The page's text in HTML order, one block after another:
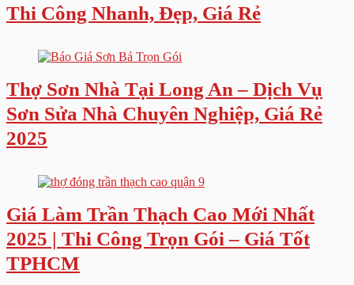
Thi Công Nhanh, Đẹp, Giá Rẻ
Thợ Sơn Nhà Tại Long An – Dịch Vụ
Sơn Sửa Nhà Chuyên Nghiệp, Giá Rẻ
2025
Giá Làm Trần Thạch Cao Mới Nhất
2025 | Thi Công Trọn Gói – Giá Tốt
TPHCM